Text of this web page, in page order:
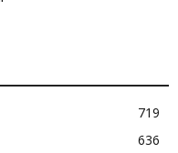
719
636